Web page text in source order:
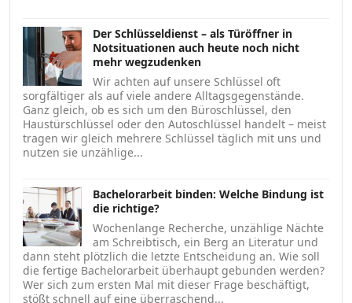
Der Schlüsseldienst – als Türöffner in
Notsituationen auch heute noch nicht
mehr wegzudenken
Wir achten auf unsere Schlüssel oft
sorgfältiger als auf viele andere Alltagsgegenstände.
Ganz gleich, ob es sich um den Büroschlüssel, den
Haustürschlüssel oder den Autoschlüssel handelt – meist
tragen wir gleich mehrere Schlüssel täglich mit uns und
nutzen sie unzählige...
Bachelorarbeit binden: Welche Bindung ist
die richtige?
Wochenlange Recherche, unzählige Nächte
am Schreibtisch, ein Berg an Literatur und
dann steht plötzlich die letzte Entscheidung an. Wie soll
die fertige Bachelorarbeit überhaupt gebunden werden?
Wer sich zum ersten Mal mit dieser Frage beschäftigt,
stößt schnell auf eine überraschend...